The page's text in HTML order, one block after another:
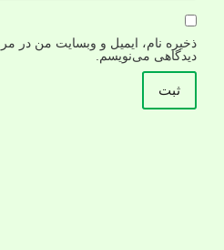
ذخیره نام، ایمیل و وبسایت من در
دیدگاهی می‌نویسم.